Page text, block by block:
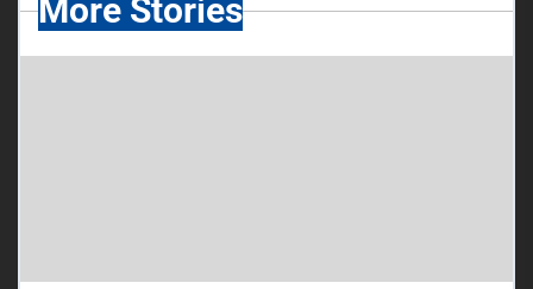
More Stories